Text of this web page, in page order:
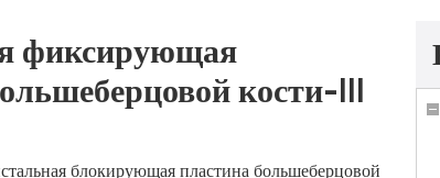
фиксирующая
кости-III
блокирующая пластина большеберцовой